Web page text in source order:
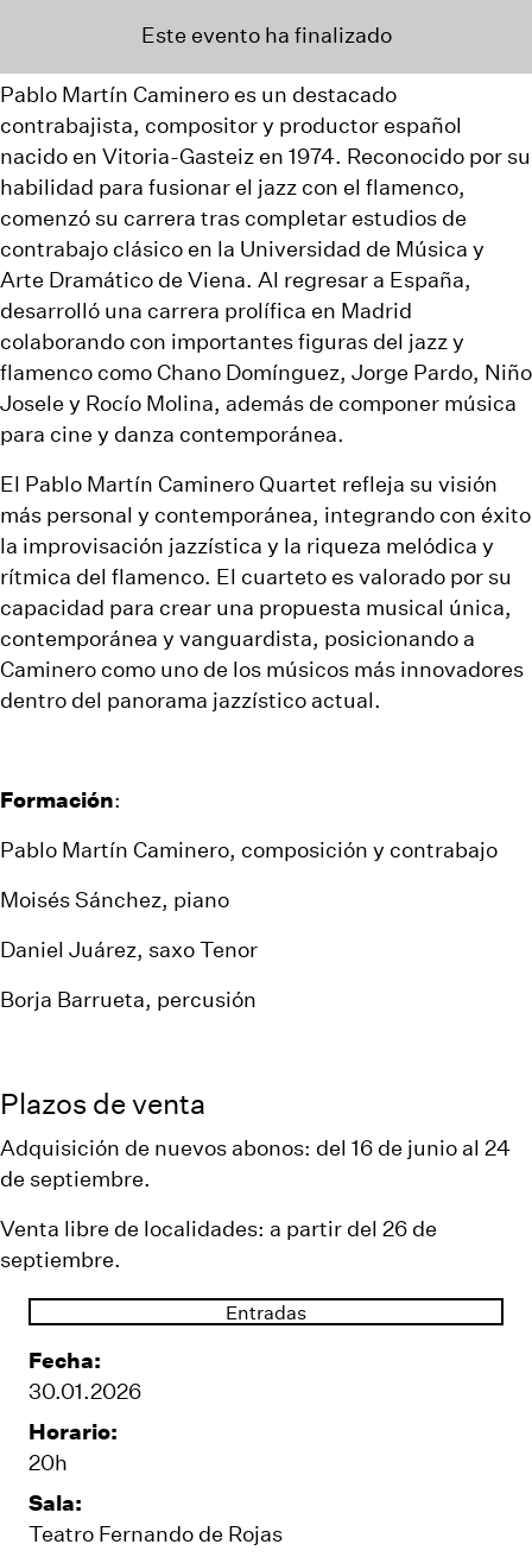
Pablo Martín Caminero es un destacado
contrabajista, compositor y productor español
nacido en Vitoria-Gasteiz en 1974. Reconocido por su
habilidad para fusionar el jazz con el flamenco,
comenzó su carrera tras completar estudios de
contrabajo clásico en la Universidad de Música y
Arte Dramático de Viena. Al regresar a España,
desarrolló una carrera prolífica en Madrid
colaborando con importantes figuras del jazz y
flamenco como Chano Domínguez, Jorge Pardo, Niño
Josele y Rocío Molina, además de componer música
para cine y danza contemporánea.
El Pablo Martín Caminero Quartet refleja su visión
más personal y contemporánea, integrando con éxito
la improvisación jazzística y la riqueza melódica y
rítmica del flamenco. El cuarteto es valorado por su
capacidad para crear una propuesta musical única,
contemporánea y vanguardista, posicionando a
Caminero como uno de los músicos más innovadores
dentro del panorama jazzístico actual.
Formación:
Pablo Martín Caminero, composición y contrabajo
Moisés Sánchez, piano
Daniel Juárez, saxo Tenor
Borja Barrueta, percusión
Plazos de venta
Adquisición de nuevos abonos: del 16 de junio al 24
de septiembre.
Venta libre de localidades: a partir del 26 de
septiembre.
Entradas
Este evento ha finalizado
Fecha:
30.01.2026
Horario:
20h
Sala:
Teatro Fernando de Rojas